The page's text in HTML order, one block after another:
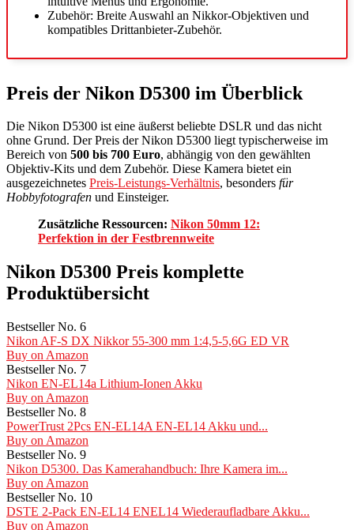
Zubehör: Breite Auswahl an Nikkor-Objektiven und
kompatibles Drittanbieter-Zubehör.
Preis der Nikon D5300 im Überblick
Die Nikon D5300 ist eine äußerst beliebte DSLR und das nicht
ohne Grund. Der Preis der Nikon D5300 liegt typischerweise im
Bereich von 500 bis 700 Euro, abhängig von den gewählten
Objektiv-Kits und dem Zubehör. Diese Kamera bietet ein
ausgezeichnetes Preis-Leistungs-Verhältnis, besonders für
Hobbyfotografen und Einsteiger.
Zusätzliche Ressourcen: Nikon 50mm 12:
Perfektion in der Festbrennweite
Nikon D5300 Preis komplette
Produktübersicht
Bestseller No. 6
Nikon AF-S DX Nikkor 55-300 mm 1:4,5-5,6G ED VR
Buy on Amazon
Bestseller No. 7
Nikon EN-EL14a Lithium-Ionen Akku
Buy on Amazon
Bestseller No. 8
PowerTrust 2Pcs EN-EL14A EN-EL14 Akku und...
Buy on Amazon
Bestseller No. 9
Nikon D5300. Das Kamerahandbuch: Ihre Kamera im...
Buy on Amazon
Bestseller No. 10
DSTE 2-Pack EN-EL14 ENEL14 Wiederaufladbare Akku...
Buy on Amazon